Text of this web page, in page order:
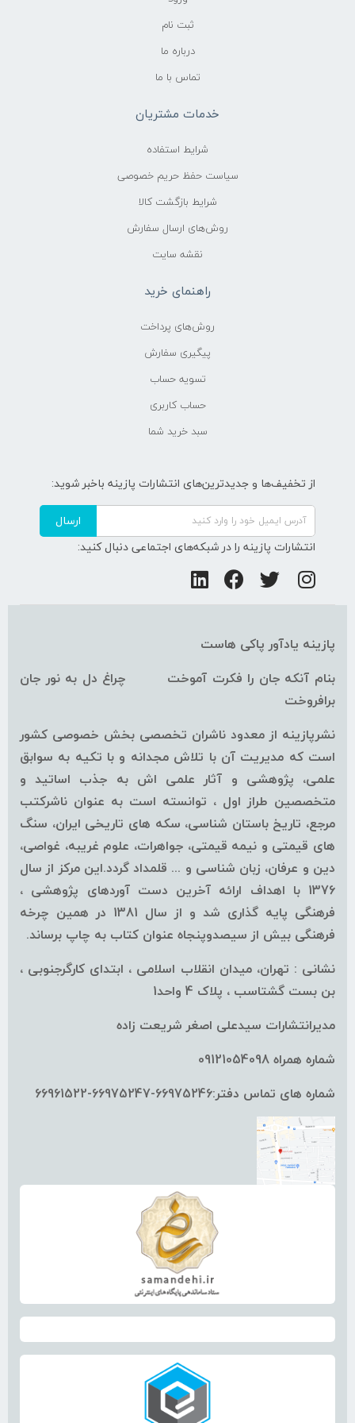
ثبت نام
درباره ما
تماس با ما
خدمات مشتریان
شرایط استفاده
سیاست حفظ حریم خصوصی
شرایط بازگشت کالا
روش‌های ارسال سفارش
نقشه سایت
راهنمای خرید
روش‌های پرداخت
پیگیری سفارش
تسویه حساب
حساب کاربری
سبد خرید شما
از تخفیف‌ها و جدیدترین‌های انتشارات پازینه باخبر شوید:
ارسال
انتشارات پازینه را در شبکه‌های اجتماعی دنبال کنید:
پازینه یادآور پاکی هاست
بنام آنکه جان را فکرت آموخت چراغ دل به نور جان
برافروخت
نشرپازینه از معدود ناشران تخصصی بخش خصوصی کشور
است که مدیریت آن با تلاش مجدانه و با تکیه به سوابق
علمی، پژوهشی و آثار علمی اش به جذب اساتید و
متخصصین طراز اول ، توانسته است به عنوان ناشرکتب
مرجع، تاریخ باستان شناسی، سکه های تاریخی ایران، سنگ
های قیمتی و نیمه قیمتی، جواهرات، علوم غریبه، غواصی،
دین و عرفان، زبان شناسی و ... قلمداد گردد.این مرکز از سال
1376 با اهداف ارائه آخرین دست آوردهای پژوهشی ،
فرهنگی پایه گذاری شد و از سال 1381 در همین چرخه
فرهنگی بیش از سیصدوپنجاه عنوان کتاب به چاپ برساند.
نشانی : تهران، میدان انقلاب اسلامی ، ابتدای کارگرجنوبی ،
بن بست گشتاسب ، پلاک 4 واحد1
مدیرانتشارات سیدعلی اصغر شریعت زاده
شماره همراه 09121054098
شماره های تماس دفتر:66975246-66975247-66961522